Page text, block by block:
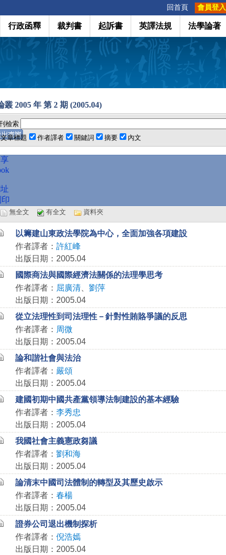
回首頁 會員登入
行政函釋 裁判書 起訴書 英譯法規 法學論著
叢 2005 年 第 2 期 (2005.04)
檢索
文章標題
作者譯者 關鍵詞 摘要 內文
無全文 有全文 資料夾
以籌建山東政法學院為中心，全面加強各項建設
作者譯者： 許紅峰
出版日期：2005.04
國際商法與國際經濟法關係的法理學思考
作者譯者： 屈廣清、 劉萍
出版日期：2005.04
從立法理性到司法理性－針對性賄賂爭議的反思
作者譯者： 周微
出版日期：2005.04
論和諧社會與法治
作者譯者： 嚴頌
出版日期：2005.04
建國初期中國共產黨領導法制建設的基本經驗
作者譯者： 李秀忠
出版日期：2005.04
我國社會主義憲政芻議
作者譯者： 劉和海
出版日期：2005.04
論清末中國司法體制的轉型及其歷史啟示
作者譯者： 春楊
出版日期：2005.04
證券公司退出機制探析
作者譯者： 倪浩嫣
出版日期：2005.04